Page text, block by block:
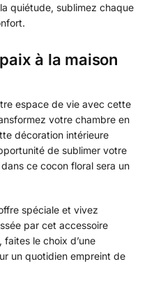
quiétude, sublimez chaque
à la maison
espace de vie avec cette
votre chambre en
décoration intérieure
de sublimer votre
ce cocon floral sera un
spéciale et vivez
par cet accessoire
le choix d’une
un quotidien empreint de